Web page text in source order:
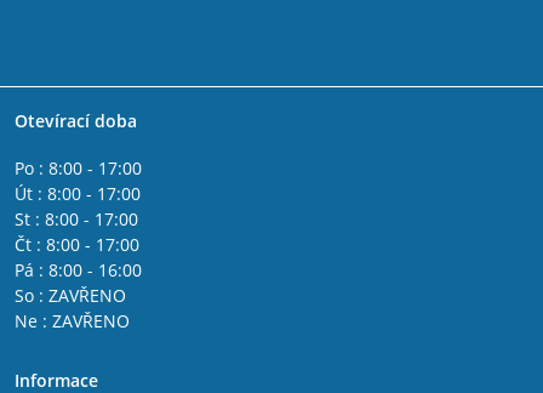
Otevírací doba
Po : 8:00 - 17:00
Út : 8:00 - 17:00
St : 8:00 - 17:00
Čt : 8:00 - 17:00
Pá : 8:00 - 16:00
So : ZAVŘENO
Ne : ZAVŘENO
Informace